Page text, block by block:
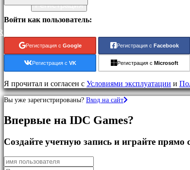
Экшн-
игры
Приключенческие
игры
ММО
RPG
игры
Спортивные
Шутеры
игры
Казуальные
игры
Инди
Регистрация
Войти как пользователь:
Регистрация с Google Регистрация с Facebook
Регистрация с VK Регистрация с Microsoft
Я прочитал и согласен с Условиями эксплуатации и
Вы уже зарегистрированы? Вход на сайт
Впервые на IDC Games?
Создайте учетную запись и играйте прямо